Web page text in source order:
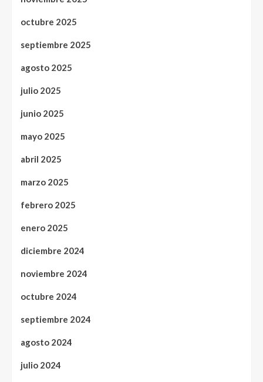
octubre 2025
septiembre 2025
agosto 2025
julio 2025
junio 2025
mayo 2025
abril 2025
marzo 2025
febrero 2025
enero 2025
diciembre 2024
noviembre 2024
octubre 2024
septiembre 2024
agosto 2024
julio 2024